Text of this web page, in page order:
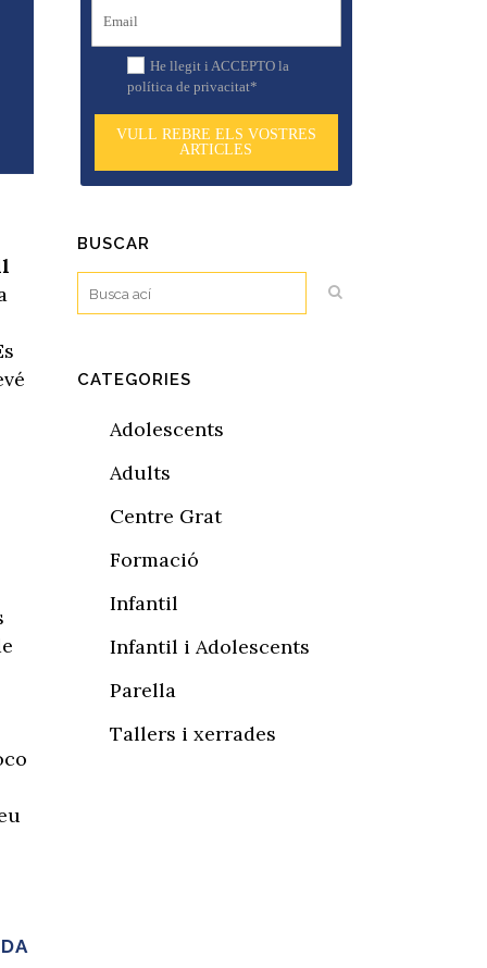
He llegit i ACCEPTO la
política de privacitat*
VULL REBRE ELS VOSTRES
ARTICLES
BUSCAR
CATEGORIES
Adolescents
Adults
Centre Grat
Formació
Infantil
Infantil i Adolescents
Parella
Tallers i xerrades